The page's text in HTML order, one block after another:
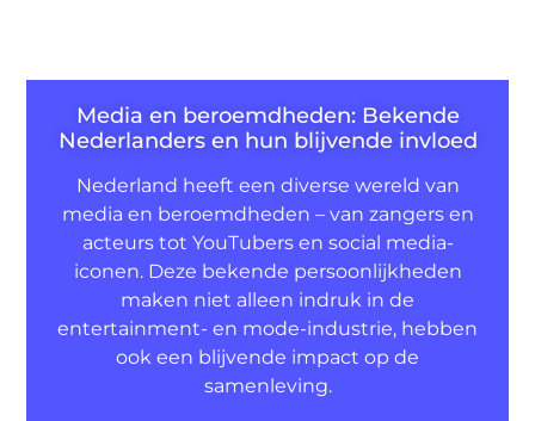
Media en beroemdheden: Bekende
Nederlanders en hun blijvende invloed
Nederland heeft een diverse wereld van
media en beroemdheden – van zangers en
acteurs tot YouTubers en social media-
iconen. Deze bekende persoonlijkheden
maken niet alleen indruk in de
entertainment- en mode-industrie, hebben
ook een blijvende impact op de
samenleving.